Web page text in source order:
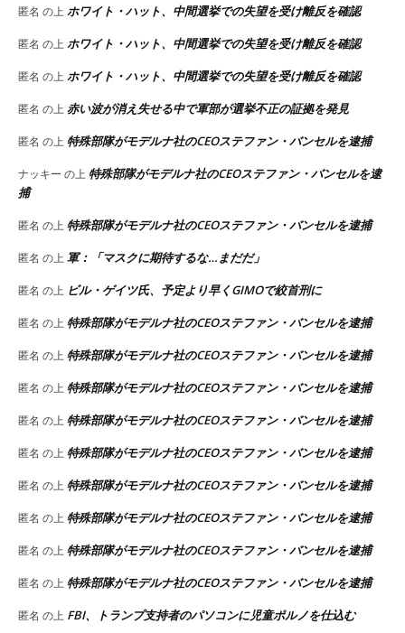
匿名 の上ホワイト・ハット、中間選挙での失望を受け離反を確認
匿名 の上ホワイト・ハット、中間選挙での失望を受け離反を確認
匿名 の上ホワイト・ハット、中間選挙での失望を受け離反を確認
匿名 の上赤い波が消え失せる中で軍部が選挙不正の証拠を発見
匿名 の上特殊部隊がモデルナ社のCEOステファン・バンセルを逮捕
ナッキー の上特殊部隊がモデルナ社のCEOステファン・バンセルを逮
捕
匿名 の上特殊部隊がモデルナ社のCEOステファン・バンセルを逮捕
匿名 の上軍：「マスクに期待するな…まだだ」
匿名 の上 ビル・ゲイツ氏、予定より早くGIMOで絞首刑に
匿名 の上特殊部隊がモデルナ社のCEOステファン・バンセルを逮捕
匿名 の上特殊部隊がモデルナ社のCEOステファン・バンセルを逮捕
匿名 の上特殊部隊がモデルナ社のCEOステファン・バンセルを逮捕
匿名 の上特殊部隊がモデルナ社のCEOステファン・バンセルを逮捕
匿名 の上特殊部隊がモデルナ社のCEOステファン・バンセルを逮捕
匿名 の上特殊部隊がモデルナ社のCEOステファン・バンセルを逮捕
匿名 の上特殊部隊がモデルナ社のCEOステファン・バンセルを逮捕
匿名 の上特殊部隊がモデルナ社のCEOステファン・バンセルを逮捕
匿名 の上特殊部隊がモデルナ社のCEOステファン・バンセルを逮捕
匿名 の上 FBI、トランプ支持者のパソコンに児童ポルノを仕込む